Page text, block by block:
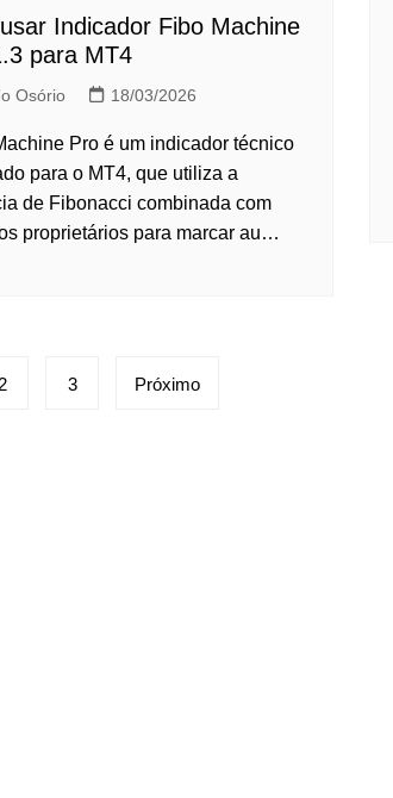
Indicador Fibo Machine
para MT4
Osório 18/03/2026
Pro é um indicador técnico
para o MT4, que utiliza a
de Fibonacci combinada com
proprietários para marcar au…
2 3 Próximo